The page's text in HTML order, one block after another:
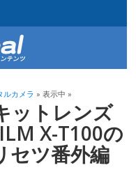
ルカメラ » 表示中 »
ットレンズ
X-T100の
セツ番外編